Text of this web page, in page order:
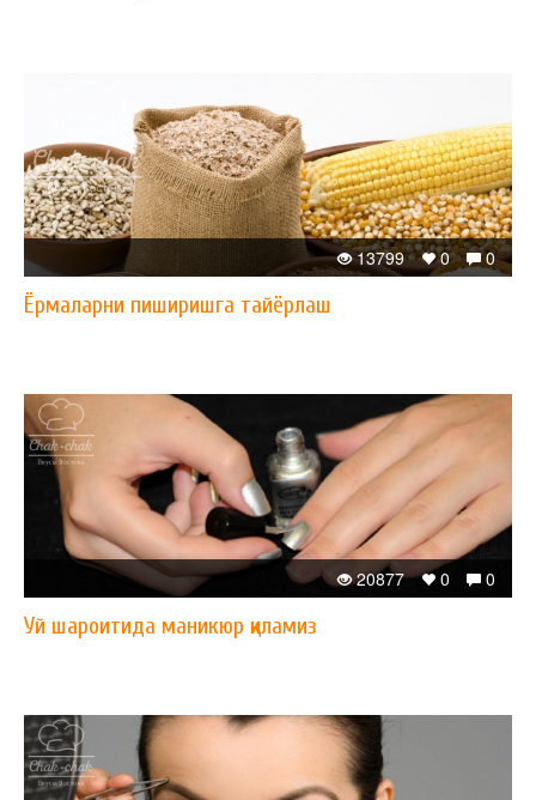
0
0
13799
Ёрмаларни пиширишга тайёрлаш
0
0
20877
Уй шароитида маникюр қиламиз